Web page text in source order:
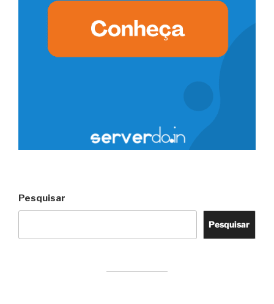
Pesquisar
Pesquisar